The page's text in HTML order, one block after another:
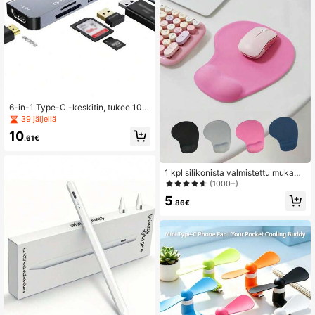
6-in-1 Type-C -keskitin, tukee 100
W:n PD-pikalatausta, kaksi SD/TF-
korttipaikkaa, tehokas tiedostonsiirt
o, kannettava monitoiminen telakoi
39 jäljellä
10.61€
1 kpl silikonista valmistettu mukav
a, paksunnettu, liukumaton rannetu
ki, hiirimatto 3D-stereoefektillä, sop
ii toimistoon
(1000+)
5.86€